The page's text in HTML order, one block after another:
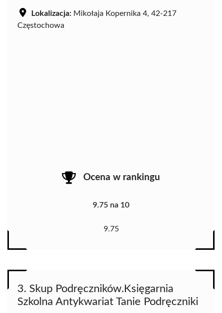
Lokalizacja: Mikołaja Kopernika 4, 42-217
Częstochowa
Ocena w rankingu
9.75 na 10
9.75
3. Skup Podręczników.Księgarnia
Szkolna Antykwariat Tanie Podręczniki